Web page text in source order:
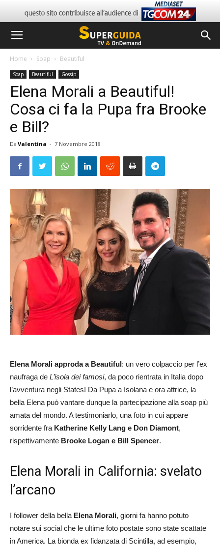
Home Soap Beautiful
Soap Beautiful Gossip
Elena Morali a Beautiful!
Cosa ci fa la Pupa fra Brooke
e Bill?
Da Valentina - 7 Novembre 2018
Elena Morali approda a Beautiful : un vero colpaccio per l’ex
naufraga de L’isola dei famosi, da poco rientrata in Italia dopo
l’avventura negli States! Da Pupa a Isolana e ora attrice, la
bella Elena può vantare dunque la partecipazione alla soap più
amata del mondo. A testimoniarlo, una foto in cui appare
sorridente fra Katherine Kelly Lang e Don Diamont,
rispettivamente Brooke Logan e Bill Spencer.
Elena Morali in California: svelato
l’arcano
I follower della bella Elena Morali, giorni fa hanno potuto
notare sui social che le ultime foto postate sono state scattate
in America. La bionda ex fidanzata di Scintilla, ad esempio,